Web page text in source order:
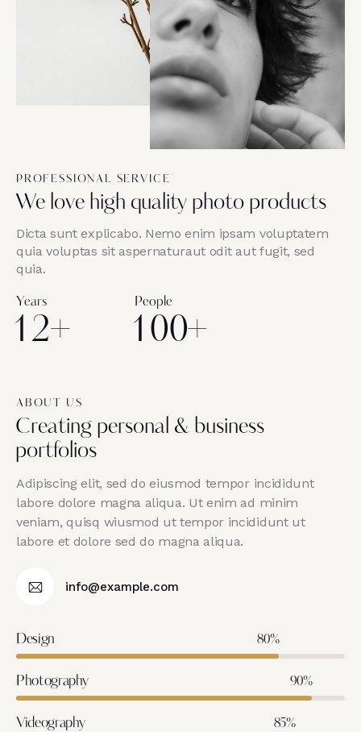
PROFESSIONAL SERVICE
We love high quality photo products
Dicta sunt explicabo. Nemo enim ipsam voluptatem
quia voluptas sit aspernaturaut odit aut fugit, sed
quia.
Years
1 2+
People
1 00+
ABOUT US
Creating personal & business
portfolios
Adipiscing elit, sed do eiusmod tempor incididunt
labore dolore magna aliqua. Ut enim ad minim
veniam, quisq wiusmod ut tempor incididunt ut
labore et dolore sed do magna aliqua.
info@example.com
Design 80%
Photography 90%
Videography 85%